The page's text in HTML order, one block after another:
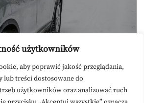
użytkowników
aby poprawić jakość przeglądania,
lub treści dostosowane do
użytkowników oraz analizować ruch
lakier przed
zimą?
Napisz na